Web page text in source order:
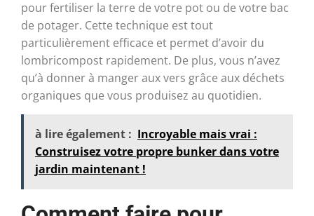
pour fertiliser la terre de votre pot ou de votre bac
de potager. Cette technique est tout
particulièrement efficace et permet d’avoir du
lombricompost rapidement. De plus, vous n’avez
qu’à donner à manger aux vers grâce aux déchets
organiques que vous produisez au quotidien.
à lire également : Incroyable mais vrai :
Construisez votre propre bunker dans votre
jardin maintenant !